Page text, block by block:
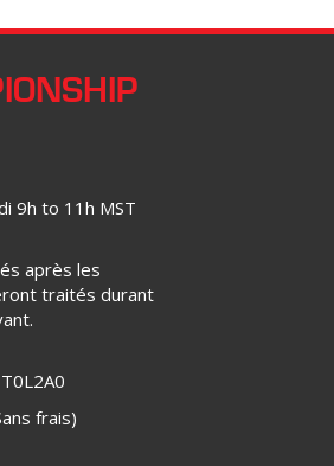
9h to 11h MST
après les
traités durant
frais)